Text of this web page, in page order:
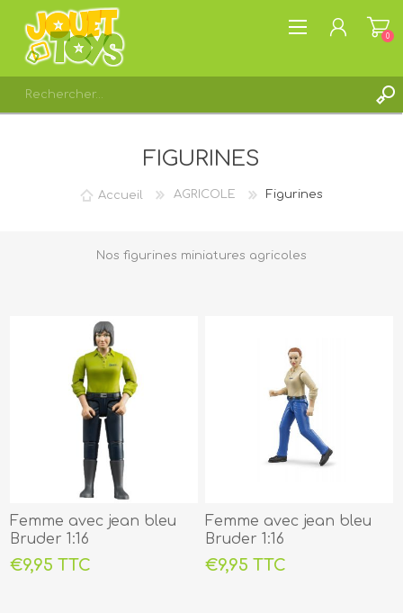
0
FIGURINES
Accueil AGRICOLE Figurines
Nos figurines miniatures agricoles
Femme avec jean bleu
Bruder 1:16
€9,95 TTC
Femme avec jean bleu
Bruder 1:16
€9,95 TTC